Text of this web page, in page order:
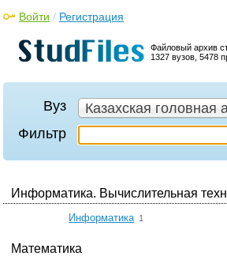
Файловый архив
1327 вузов, 5478
Войти / Регистрация
Вуз
Казахская головная
Фильтр
Информатика. Вычислительная
Информатика 1
Математика